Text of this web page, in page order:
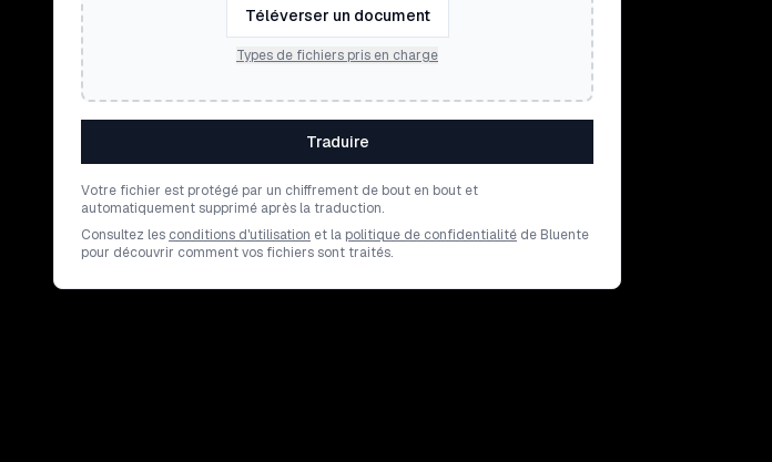
Téléverser un document
Types de fichiers pris en charge
Traduire
Votre fichier est protégé par un chiffrement de bout en bout et
automatiquement supprimé après la traduction.
Consultez les conditions d'utilisation et la politique de confidentialité de Bluente
pour découvrir comment vos fichiers sont traités.